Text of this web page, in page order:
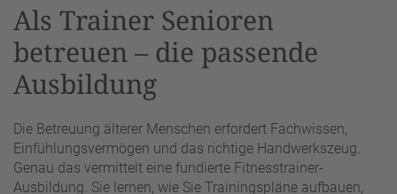
Als Trainer Senioren
betreuen – die passende
Ausbildung
Die Betreuung älterer Menschen erfordert Fachwissen,
Einfühlungsvermögen und das richtige Handwerkszeug.
Genau das vermittelt eine fundierte Fitnesstrainer-
Ausbildung. Sie lernen, wie Sie Trainingspläne aufbauen,